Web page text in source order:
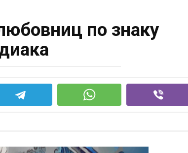
по знаку